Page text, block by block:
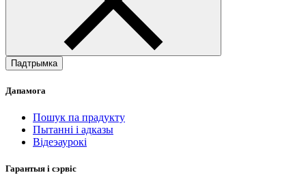
Падтрымка
Дапамога
Пошук па прадукту
Пытанні і адказы
Відеэаурокі
Гарантыя і сэрвіс